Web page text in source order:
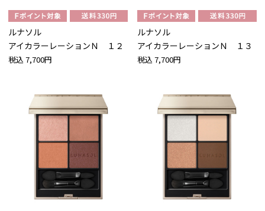
ルナソル
アイカラーレーションＮ １２
税込 7,700円
ルナソル
アイカラーレーションＮ １３
税込 7,700円